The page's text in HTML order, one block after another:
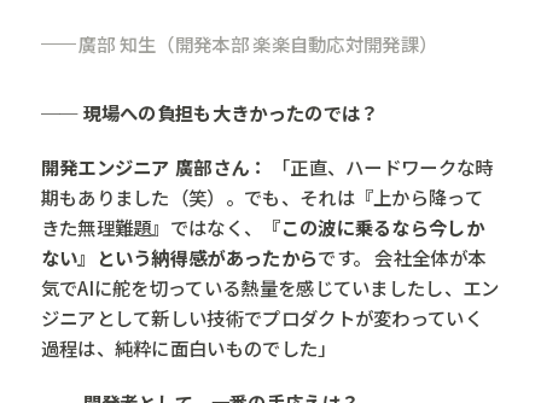
廣部 知生（開発本部 楽楽自動応対開発課）
── 現場への負担も大きかったのでは？
開発エンジニア 廣部さん：
「正直、ハードワークな時
期もありました（笑）。でも、それは『上から降って
きた無理難題』ではなく、
『この波に乗るなら今しか
ない』という納得感があったからです。 会社全体が本
気でAIに舵を切っている熱量を感じていましたし、エン
ジニアとして新しい技術でプロダクトが変わっていく
過程は、純粋に面白いものでした」